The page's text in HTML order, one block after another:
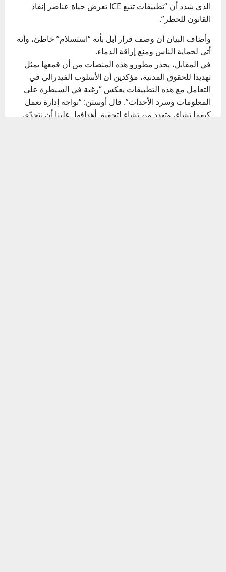
الذي شدد أن “تطبيقات تتبع ICE تعرض حياة عناصر إنفاذ
القانون للخطر”.
وأضاف البيان أن وصف قرار أبل بأنه “استسلام” خاطئ، وأنه
أتى لحماية الناس ومنع إراقة الدماء.
في المقابل، يحذر مطورو هذه المنصات من أن قمعها يمثل
تهديدا للحقوق المدنية، مؤكدين أن الأسلوب الفيدرالي في
التعامل مع هذه التطبيقات يعكس “رغبة في السيطرة على
المعلومات وسرد الأحداث”. قال أوستن: “نواجه إدارة تعمل
كيفما تشاء، وتهدد من تشاء لتحقيق أهدافها. علينا أن نتحدّى